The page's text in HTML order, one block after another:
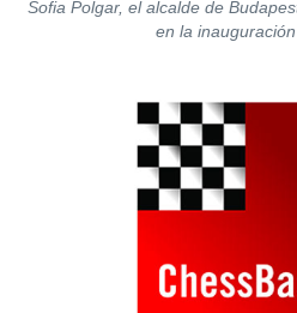
Sofia Polgar, el alcalde de
en la